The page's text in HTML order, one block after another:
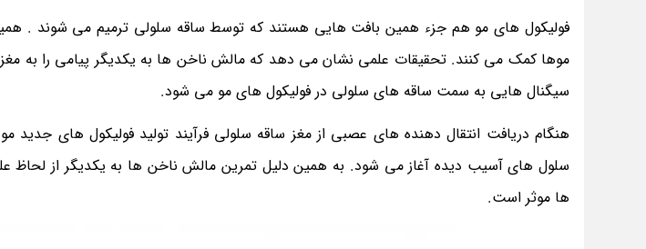
فولیکول های مو هم جزء همین بافت هایی هستند که توسط ساقه سلولی ترمیم می شوند .
موها کمک می کنند. تحقیقات علمی نشان می دهد که مالش ناخن ها به یکدیگر پیامی را به مغز
سیگنال هایی به سمت ساقه های سلولی در فولیکول های مو می شود.
هنگام دریافت انتقال دهنده های عصبی از مغز ساقه سلولی فرآیند تولید فولیکول های جدید
سلول های آسیب دیده آغاز می شود. به همین دلیل تمرین مالش ناخن ها به یکدیگر از
ها موثر است.